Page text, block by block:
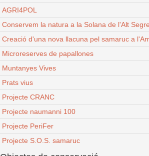
AGRI4POL
Conservem la natura a la Solana de l'Alt
Creació d'una nova llacuna pel samaruc a
Microreserves de papallones
Muntanyes Vives
Prats vius
Projecte CRANC
Projecte naumanni 100
Projecte PeriFer
Projecte S.O.S. samaruc